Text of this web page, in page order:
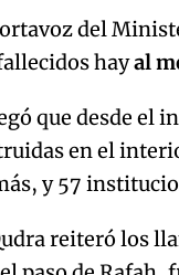
del
hayal
que desde el
en el
y 57
reiteró los